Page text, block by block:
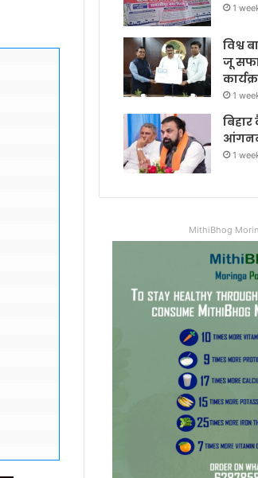
1
विश्व
जू
1
1
MithiBhog